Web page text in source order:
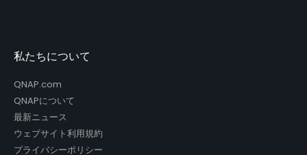
私たちについて
QNAP.com
QNAPについて
最新ニュース
ウェブサイト利用規約
プライバシーポリシー